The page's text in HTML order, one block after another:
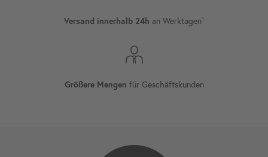
Versand innerhalb 24h an Werktagen¹
Größere Mengen für Geschäftskunden